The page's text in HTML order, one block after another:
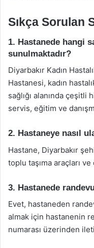
Sıkça Sorulan
1. Hastanede hangi
sunulmaktadır?
Diyarbakır Kadın
Hastanesi, kadın
sağlığı alanında çeşitli
servis, eğitim ve
2. Hastaneye nasıl
Hastane, Diyarbakır
toplu taşıma araçları
3. Hastanede
Evet, hastaneden
almak için hastanenin
numarası üzerinden